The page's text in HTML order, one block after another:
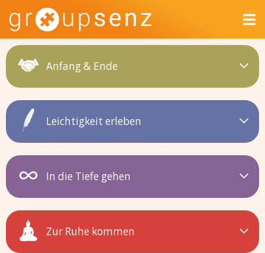
Anfang & Ende
Leichtigkeit erleben
In die Tiefe gehen
Zur Ruhe kommen